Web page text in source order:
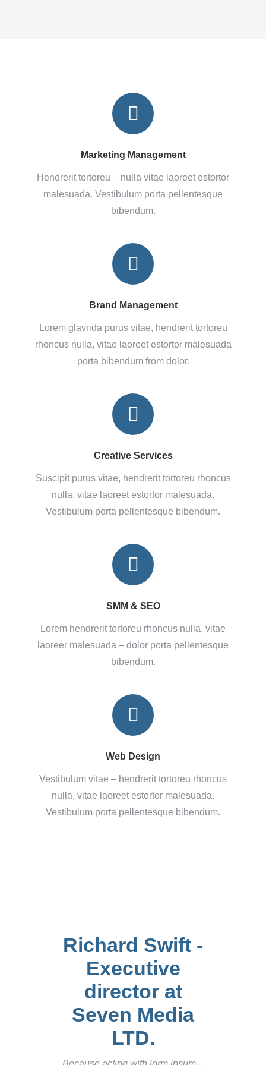
Marketing Management
Hendrerit tortoreu – nulla vitae laoreet estortor
malesuada. Vestibulum porta pellentesque
bibendum.
Brand Management
Lorem glavrida purus vitae, hendrerit tortoreu
rhoncus nulla, vitae laoreet estortor malesuada
porta bibendum from dolor.
Creative Services
Suscipit purus vitae, hendrerit tortoreu rhoncus
nulla, vitae laoreet estortor malesuada.
Vestibulum porta pellentesque bibendum.
SMM & SEO
Lorem hendrerit tortoreu rhoncus nulla, vitae
laoreer malesuada – dolor porta pellentesque
bibendum.
Web Design
Vestibulum vitae – hendrerit tortoreu rhoncus
nulla, vitae laoreet estortor malesuada.
Vestibulum porta pellentesque bibendum.
Richard Swift -
Executive
director at
Seven Media
LTD.